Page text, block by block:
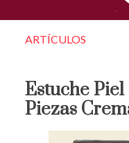
ARTÍCULOS
Estuche
Piezas